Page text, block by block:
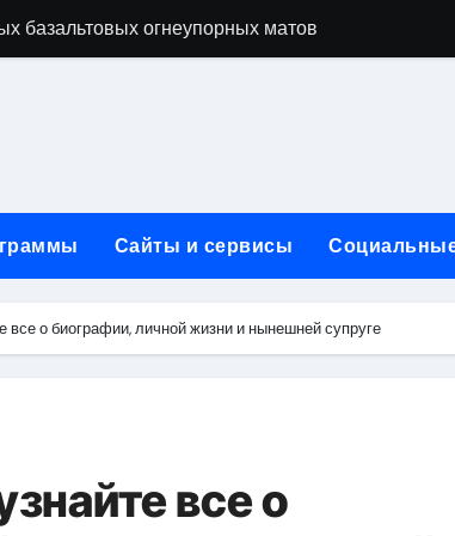
базальтовых огнеупорных матов
+ GEO/AEO — Новая формула цифрового
горячие и мобильные варианты, рейтинг
без верификации и участия банков с
принципы SEO, рекламные каналы и
Сайты и сервисы
о биографии, личной жизни и нынешней супруге
все о